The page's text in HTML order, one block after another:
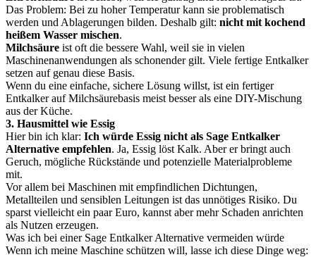
Das Problem: Bei zu hoher Temperatur kann sie problematisch
werden und Ablagerungen bilden. Deshalb gilt: nicht mit kochend
heißem Wasser mischen.
Milchsäure ist oft die bessere Wahl, weil sie in vielen
Maschinenanwendungen als schonender gilt. Viele fertige Entkalker
setzen auf genau diese Basis.
Wenn du eine einfache, sichere Lösung willst, ist ein fertiger
Entkalker auf Milchsäurebasis meist besser als eine DIY-Mischung
aus der Küche.
3. Hausmittel wie Essig
Hier bin ich klar: Ich würde Essig nicht als Sage Entkalker
Alternative empfehlen. Ja, Essig löst Kalk. Aber er bringt auch
Geruch, mögliche Rückstände und potenzielle Materialprobleme
mit.
Vor allem bei Maschinen mit empfindlichen Dichtungen,
Metallteilen und sensiblen Leitungen ist das unnötiges Risiko. Du
sparst vielleicht ein paar Euro, kannst aber mehr Schaden anrichten
als Nutzen erzeugen.
Was ich bei einer Sage Entkalker Alternative vermeiden würde
Wenn ich meine Maschine schützen will, lasse ich diese Dinge weg: